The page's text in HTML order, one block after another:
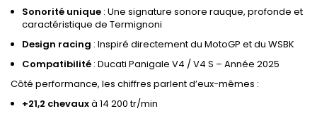
Sonorité unique : Une signature sonore rauque, profonde et
caractéristique de Termignoni
Design racing : Inspiré directement du MotoGP et du WSBK
Compatibilité : Ducati Panigale V4 / V4 S – Année 2025
Côté performance, les chiffres parlent d’eux-mêmes :
+21,2 chevauxà 14 200 tr/min